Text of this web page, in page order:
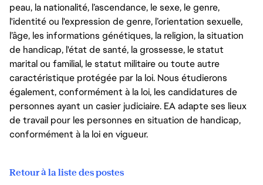
peau, la nationalité, l’ascendance, le sexe, le genre,
l'identité ou l'expression de genre, l’orientation sexuelle,
l’âge, les informations génétiques, la religion, la situation
de handicap, l'état de santé, la grossesse, le statut
marital ou familial, le statut militaire ou toute autre
caractéristique protégée par la loi. Nous étudierons
également, conformément à la loi, les candidatures de
personnes ayant un casier judiciaire. EA adapte ses lieux
de travail pour les personnes en situation de handicap,
conformément à la loi en vigueur.
Retour à la liste des postes